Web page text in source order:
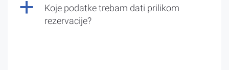
a
Koje podatke trebam dati prilikom
rezervacije?